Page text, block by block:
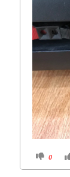
C
i
0